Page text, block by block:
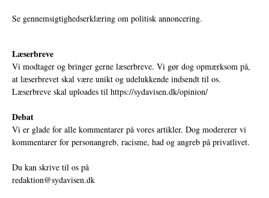
Se gennemsigtighedserklæring om politisk annoncering.
Læserbreve
Vi modtager og bringer gerne læserbreve. Vi gør dog opmærksom på,
at læserbrevet skal være unikt og udelukkende indsendt til os.
Læserbreve skal uploades til https://sydavisen.dk/opinion/
Debat
Vi er glade for alle kommentarer på vores artikler. Dog modererer vi
kommentarer for personangreb, racisme, had og angreb på privatlivet.
Du kan skrive til os på
redaktion@sydavisen.dk